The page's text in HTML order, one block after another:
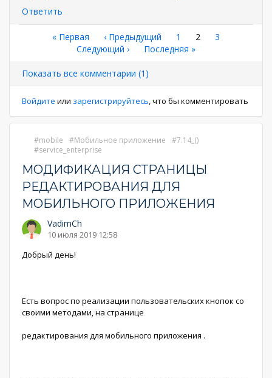
Ответить
Нумерация
страниц
Первая
страница
« Первая ←
‹ Предыдущий Страница
1
Текущая
2 Страница
3
Следующая
Следующий ›
Последняя
Последняя »
Показать все комментарии (1)
Войдите или зарегистрируйтесь, что бы комментировать
mobile Мобильное приложение
7.14_()
service_enterprise
МОДИФИКАЦИЯ СТРАНИЦЫ
РЕДАКТИРОВАНИЯ ДЛЯ
МОБИЛЬНОГО ПРИЛОЖЕНИЯ
VadimCh
10 июля 2019 12:58
Добрый день!
Есть вопрос по реализации пользовательских кнопок со
своими методами, на странице
редактирования для мобильного приложения .